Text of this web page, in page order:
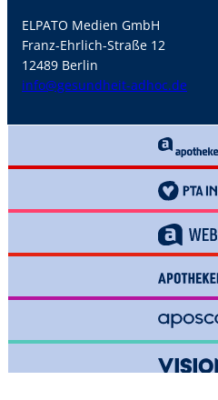
ELPATO Medien GmbH
Franz-Ehrlich-Straße 12
12489 Berlin
info@gesundheit-adhoc.de